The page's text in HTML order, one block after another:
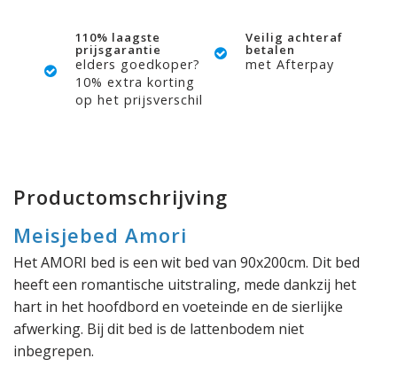
110% laagste
prijsgarantie
elders goedkoper?
10% extra korting
op het prijsverschil
Veilig achteraf
betalen
met Afterpay
Productomschrijving
Meisjebed Amori
Het AMORI bed is een wit bed van 90x200cm. Dit bed
heeft een romantische uitstraling, mede dankzij het
hart in het hoofdbord en voeteinde en de sierlijke
afwerking. Bij dit bed is de lattenbodem niet
inbegrepen.